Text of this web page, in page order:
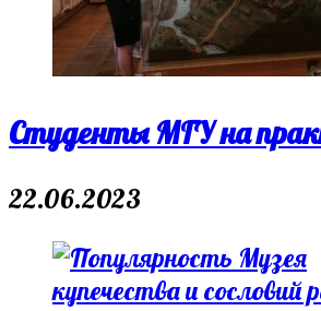
Студенты МГУ на
22.06.2023